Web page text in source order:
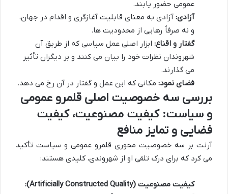
عمومی حضور یابند.
آزادی: آزادی به معنای قابلیت آغازگری و اقدام در جهان،
و نه صرفاً رهایی از محدودیت ها.
گفتار و اقناع: ابزار اصلی عمل سیاسی که از طریق آن
شهروندان نظرات خود را بیان می کنند و بر دیگران تأثیر
می گذارند.
فضای نمود: مکانی که این عمل و گفتار در آن رخ می دهد.
بررسی سه خصوصیت اصلی قلمرو عمومی
و سیاست: کیفیت مصنوعیت، کیفیت
فضایی و تمایز منافع
آرنت بر سه خصوصیت محوری قلمرو عمومی و سیاست تأکید
می کرد که برای درک تلقی او از شهروندی، کلیدی هستند:
کیفیت مصنوعیت (Artificially Constructed Quality):